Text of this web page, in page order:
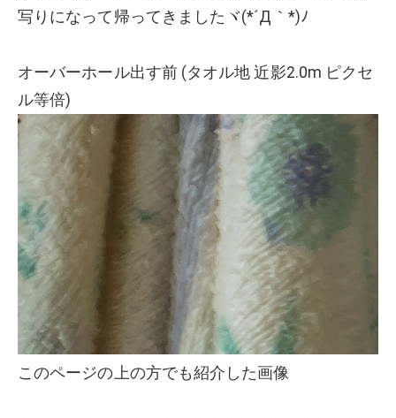
写りになって帰ってきましたヾ(*´Д｀*)ﾉ
オーバーホール出す前 (タオル地 近影2.0m ピクセ
ル等倍)
このページの上の方でも紹介した画像